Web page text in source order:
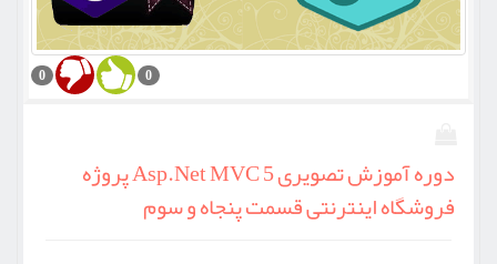
0
0
دوره آموزش تصویری Asp.Net MVC 5 پروژه
فروشگاه اینترنتی قسمت پنجاه و سوم